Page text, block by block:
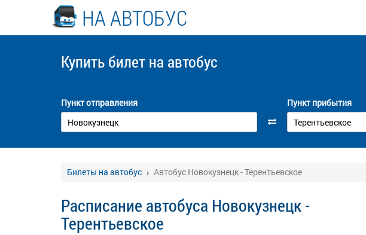
НА АВТОБУС
Купить билет на автобус
Пункт отправления Пункт прибытия
Билеты на автобус Автобус Новокузнецк - Терентьевское
Расписание автобуса Новокузнецк -
Терентьевское